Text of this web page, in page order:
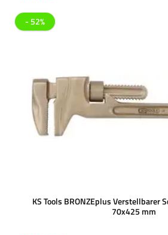
- 52%
KS Tools BRONZEplus Verstellbarer
70x425 mm